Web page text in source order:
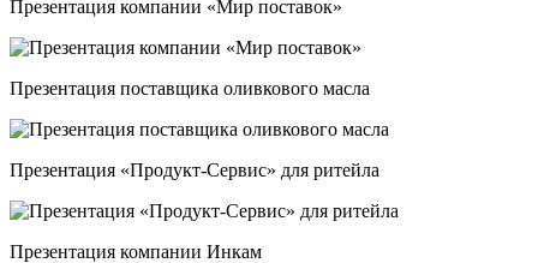
Презентация компании «Мир поставок»
Презентация поставщика оливкового масла
Презентация «Продукт-Сервис» для ритейла
Презентация компании Инкам